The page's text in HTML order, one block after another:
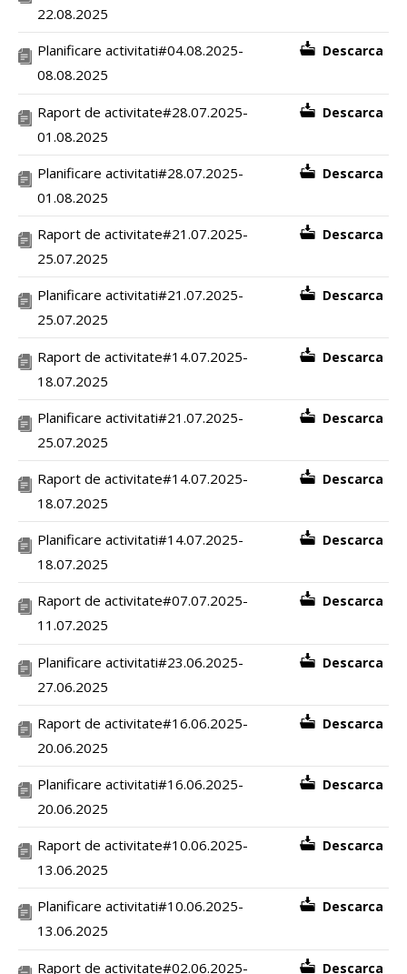
22.08.2025
Planificare activitati#04.08.2025-
08.08.2025
Descarca
Raport de activitate#28.07.2025-
01.08.2025
Descarca
Planificare activitati#28.07.2025-
01.08.2025
Descarca
Raport de activitate#21.07.2025-
25.07.2025
Descarca
Planificare activitati#21.07.2025-
25.07.2025
Descarca
Raport de activitate#14.07.2025-
18.07.2025
Descarca
Planificare activitati#21.07.2025-
25.07.2025
Descarca
Raport de activitate#14.07.2025-
18.07.2025
Descarca
Planificare activitati#14.07.2025-
18.07.2025
Descarca
Raport de activitate#07.07.2025-
11.07.2025
Descarca
Planificare activitati#23.06.2025-
27.06.2025
Descarca
Raport de activitate#16.06.2025-
20.06.2025
Descarca
Planificare activitati#16.06.2025-
20.06.2025
Descarca
Raport de activitate#10.06.2025-
13.06.2025
Descarca
Planificare activitati#10.06.2025-
13.06.2025
Descarca
Raport de activitate#02.06.2025- Descarca